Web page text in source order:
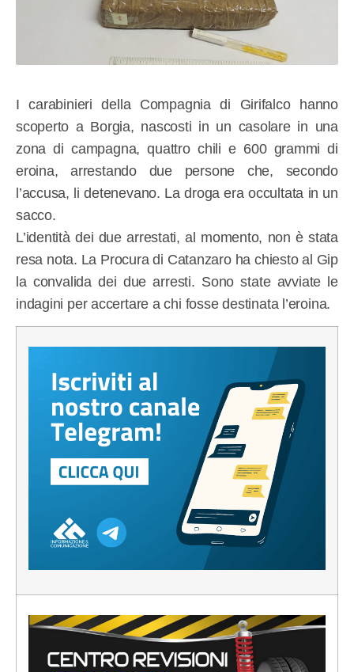
I carabinieri della Compagnia di Girifalco hanno
scoperto a Borgia, nascosti in un casolare in una
zona di campagna, quattro chili e 600 grammi di
eroina, arrestando due persone che, secondo
l’accusa, li detenevano. La droga era occultata in un
sacco.
L’identità dei due arrestati, al momento, non è stata
resa nota. La Procura di Catanzaro ha chiesto al Gip
la convalida dei due arresti. Sono state avviate le
indagini per accertare a chi fosse destinata l’eroina.